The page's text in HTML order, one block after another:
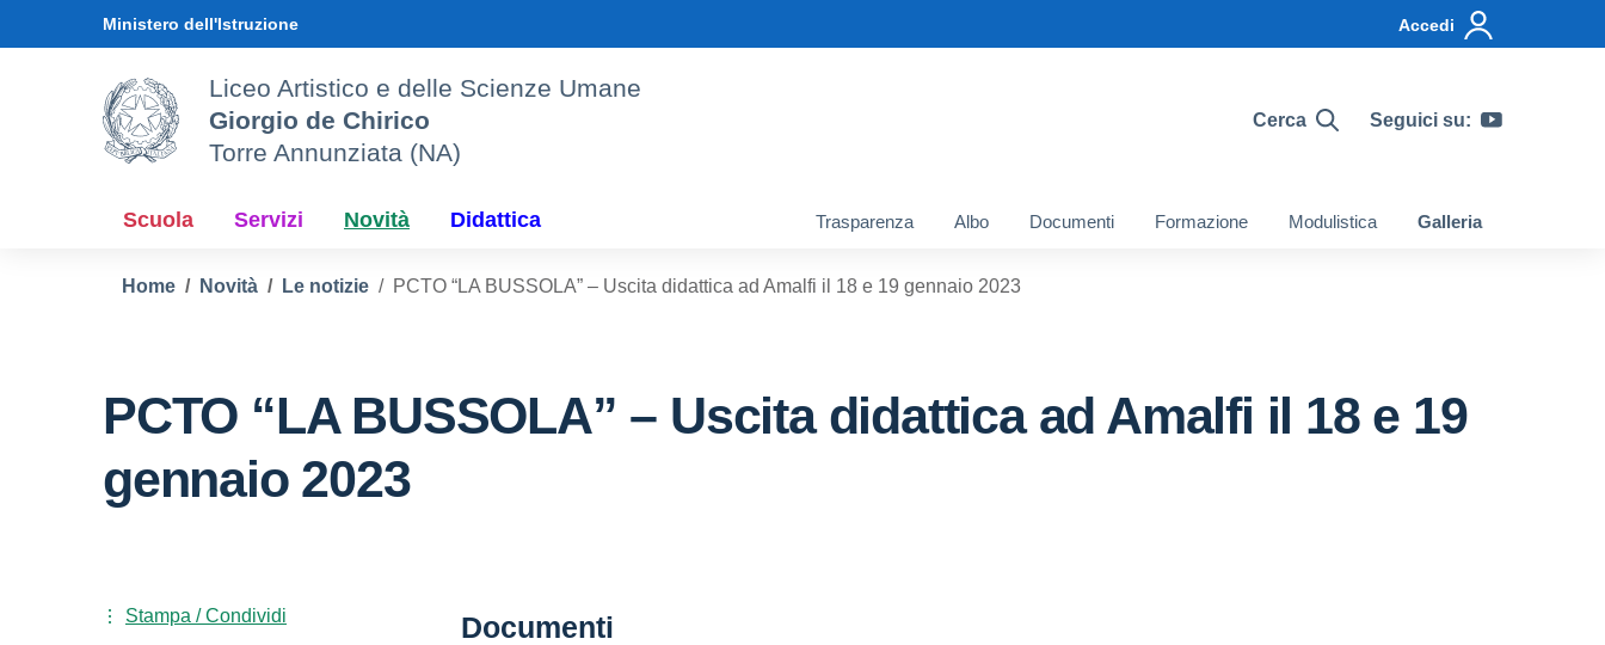
Ministero dell'Istruzione Accedi
Liceo Artistico e delle Scienze Umane
Giorgio de Chirico
Torre Annunziata (NA)
Cerca Seguici su:
Scuola Servizi Novità Didattica Trasparenza Albo Documenti Formazione Modulistica Galleria
Home Novità Le notizie PCTO “LA BUSSOLA” – Uscita didattica ad Amalfi il 18 e 19 gennaio 2023
PCTO “LA BUSSOLA” – Uscita didattica ad Amalfi il 18 e 19
gennaio 2023
Documenti
Stampa / Condividi